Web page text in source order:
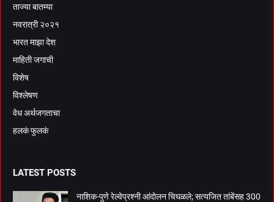
ताज्या बातम्या
नवरात्री २०२१
भारत माझा देश
माहिती जगाची
विशेष
विश्लेषण
वेध अर्थजगताचा
हलकं फुलकं
LATEST POSTS
नाशिक-पुणे रेल्वेप्रश्नी आंदोलन चिघळले; सत्यजित तांबेंसह 300